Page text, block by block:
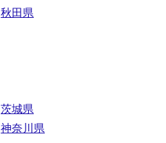
秋田県
茨城県
神奈川県